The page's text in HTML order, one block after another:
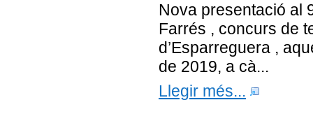
Nova presentació al
Farrés , concurs de
d’Esparreguera ,
de 2019, a cà...
Llegir més...